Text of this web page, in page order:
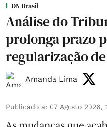
DN Brasil
Análise do
prolonga prazo
regularização
Amanda Lima
Publicado a: 07 Agosto 2026,